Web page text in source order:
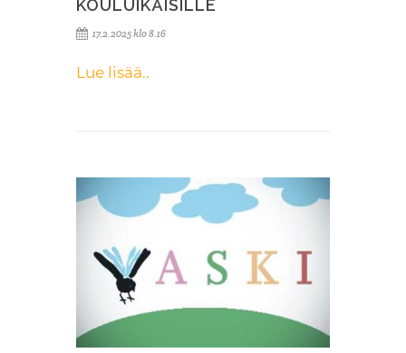
KOULUIKÄISILLE
17.2.2025 klo 8.16
Lue lisää..